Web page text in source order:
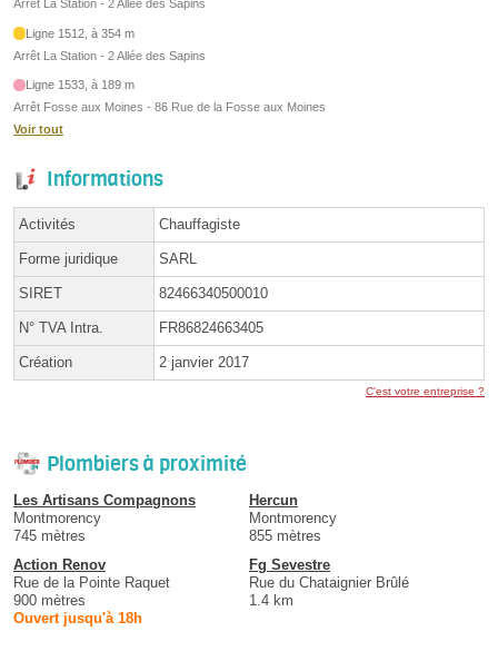
Arrêt La Station - 2 Allée des Sapins
Ligne 1512, à 354 m
Arrêt La Station - 2 Allée des Sapins
Ligne 1533, à 189 m
Arrêt Fosse aux Moines - 86 Rue de la Fosse aux Moines
Voir tout
Informations
Activités Chauffagiste
Forme juridique SARL
SIRET 82466340500010
N° TVA Intra. FR86824663405
Création 2 janvier 2017
C'est votre entreprise ?
Plombiers à proximité
Les Artisans Compagnons
Montmorency
745 mètres
Hercun
Montmorency
855 mètres
Action Renov
Rue de la Pointe Raquet
900 mètres
Ouvert jusqu'à 18h
Fg Sevestre
Rue du Chataignier Brûlé
1.4 km